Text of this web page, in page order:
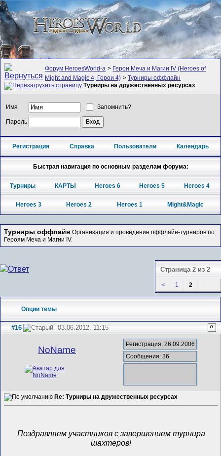
Форум HeroesWorld-а > Герои Меча и Магии IV (Heroes of
Might and Magic 4, Герои 4) >Турниры оффлайн
Турниры на дружественных ресурсах
Имя Запомнить?
Пароль
Регистрация Справка Пользователи Календарь
Быстрая навигация по основным разделам форума:
Турниры КАРТЫ Heroes 6 Heroes 5 Heroes 4
Heroes 3 Heroes 2 Heroes 1 Might&Magic
Турниры оффлайн Организация и проведение оффлайн-турниров по
Героям Меча и Магии IV.
Страница 2 из 2
< 1 2
Опции темы
#16 03.06.2012, 11:15 ^
NoName
Регистрация: 26.09.2006
Сообщения: 36
Re: Турниры на дружественных ресурсах
Поздравляем участников с завершением турнира
шахтеров!